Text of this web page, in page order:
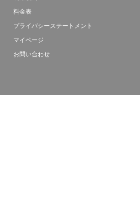
料金表
プライバシーステートメント
マイページ
お問い合わせ